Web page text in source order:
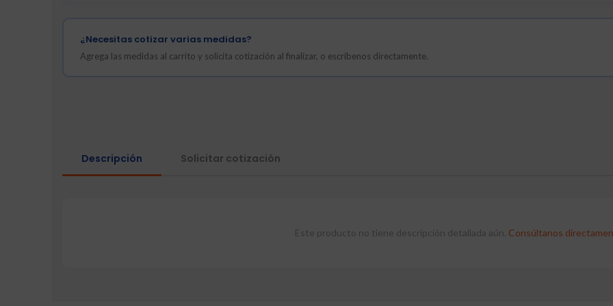
¿Necesitas cotizar varias medidas?
Agrega las medidas al carrito y solicita cotización al finalizar, o escríbenos directamente.
Descripción Solicitar cotización
Este producto no tiene descripción detallada aún. Consúltanos